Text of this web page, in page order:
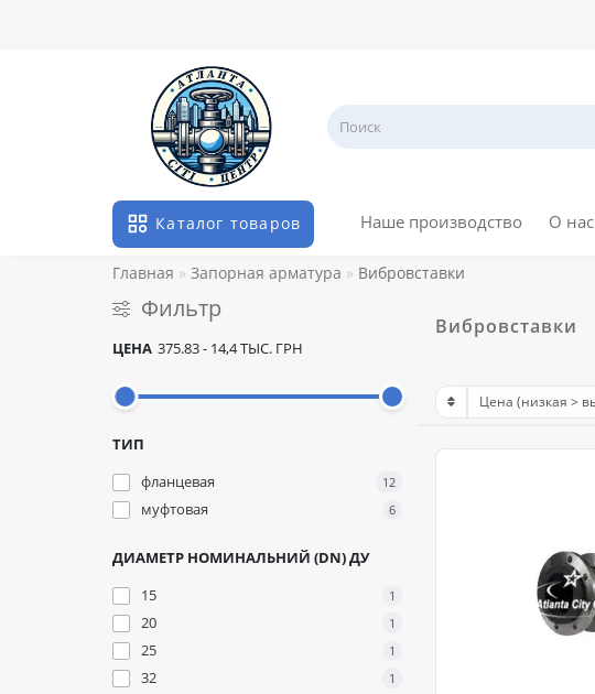
Каталог товаров Наше производство О нас
Главная Запорная арматура Вибровставки
Фильтр
375.83- 14,4 ТЫС. ГРН
ЦЕНА
ТИП
фланцевая
12
муфтовая 6
ДИАМЕТР НОМИНАЛЬНИЙ (DN) ДУ
15
1
20 1
25 1
32 1
Вибровставки